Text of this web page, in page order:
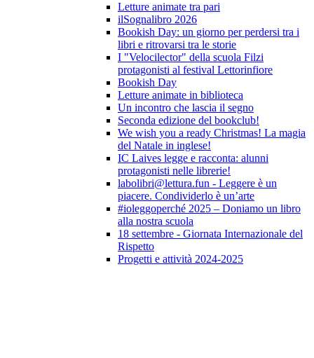
Letture animate tra pari
ilSognalibro 2026
Bookish Day: un giorno per perdersi tra i
libri e ritrovarsi tra le storie
I "Velocilector" della scuola Filzi
protagonisti al festival Lettorinfiore
Bookish Day
Letture animate in biblioteca
Un incontro che lascia il segno
Seconda edizione del bookclub!
We wish you a ready Christmas! La magia
del Natale in inglese!
IC Laives legge e racconta: alunni
protagonisti nelle librerie!
labolibri@lettura.fun - Leggere è un
piacere. Condividerlo è un’arte
#ioleggoperché 2025 – Doniamo un libro
alla nostra scuola
18 settembre - Giornata Internazionale del
Rispetto
Progetti e attività 2024-2025